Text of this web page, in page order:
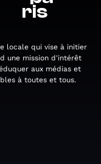
ris
locale qui vise à initier
une mission d'intérêt
aux médias et
à toutes et tous.